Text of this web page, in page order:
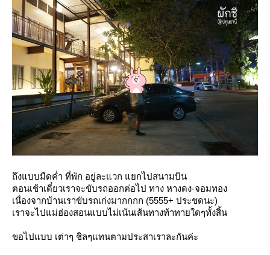
ถึงแบบมืดค่ำ ที่พัก อยู่ละแวก แยกไปสนามบิน
ตอนเช้าเดี๋ยวเราจะขับรถออกต่อไป ทาง หางดง-จอมทอง
เนื่องจากบ้านเราขับรถเก่งมากกกก (5555+ ประชดนะ)
เราจะไปแม่ฮ่องสอนแบบไม่เน้นเส้นทางท้าทายใดๆทั้งสิ้น
ขอไปแบบ เต่าๆ ชิลๆแทนตามประสาเราละกันค่ะ